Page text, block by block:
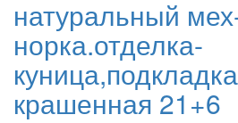
натуральный
норка.отделка-
крашенная 21+6